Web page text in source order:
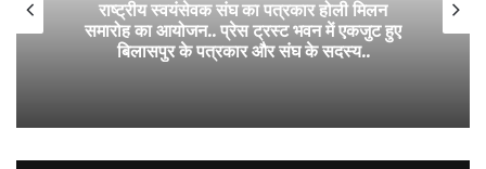
राष्ट्रीय स्वयंसेवक संघ का पत्रकार होली मिलन
समारोह का आयोजन.. प्रेस ट्रस्ट भवन में एकजुट हुए
बिलासपुर के पत्रकार और संघ के सदस्य..